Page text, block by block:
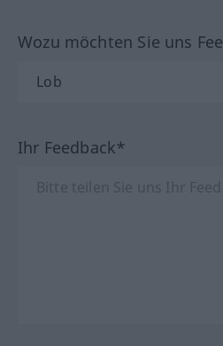
Wozu möchten Sie uns
Ihr Feedback*